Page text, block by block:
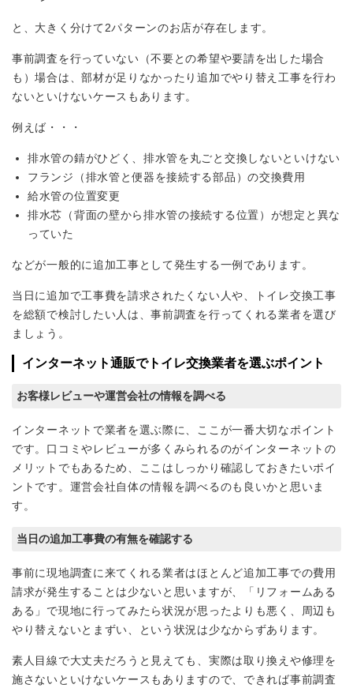
と、大きく分けて2パターンのお店が存在します。
事前調査を行っていない（不要との希望や要請を出した場合
も）場合は、部材が足りなかったり追加でやり替え工事を行わ
ないといけないケースもあります。
例えば・・・
排水管の錆がひどく、排水管を丸ごと交換しないといけない
フランジ（排水管と便器を接続する部品）の交換費用
給水管の位置変更
排水芯（背面の壁から排水管の接続する位置）が想定と異な
っていた
などが一般的に追加工事として発生する一例であります。
当日に追加で工事費を請求されたくない人や、トイレ交換工事
を総額で検討したい人は、事前調査を行ってくれる業者を選び
ましょう。
インターネット通販でトイレ交換業者を選ぶポイント
お客様レビューや運営会社の情報を調べる
インターネットで業者を選ぶ際に、ここが一番大切なポイント
です。口コミやレビューが多くみられるのがインターネットの
メリットでもあるため、ここはしっかり確認しておきたいポイ
ントです。運営会社自体の情報を調べるのも良いかと思いま
す。
当日の追加工事費の有無を確認する
事前に現地調査に来てくれる業者はほとんど追加工事での費用
請求が発生することは少ないと思いますが、「リフォームある
ある」で現地に行ってみたら状況が思ったよりも悪く、周辺も
やり替えないとまずい、という状況は少なからずあります。
素人目線で大丈夫だろうと見えても、実際は取り換えや修理を
施さないといけないケースもありますので、できれば事前調査